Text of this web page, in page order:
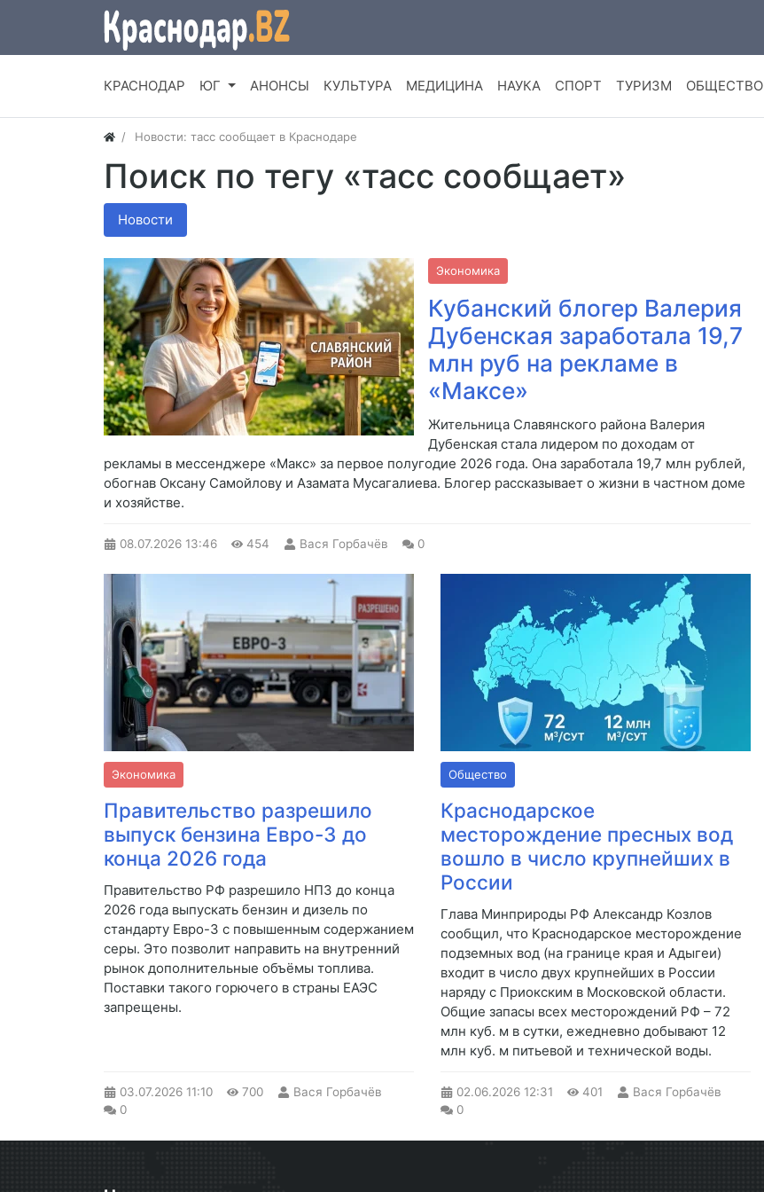
КРАСНОДАР ЮГ АНОНСЫ КУЛЬТУРА МЕДИЦИНА НАУКА СПОРТ ТУРИЗМ ОБЩЕСТВО
Новости: тасс сообщает в Краснодаре
Поиск по тегу «тасс сообщает»
Новости
Экономика
Кубанский блогер Валерия
Дубенская заработала 19,7
млн руб на рекламе в
«Максе»
Жительница Славянского района Валерия
Дубенская стала лидером по доходам от
рекламы в мессенджере «Макс» за первое полугодие 2026 года. Она заработала 19,7 млн рублей,
обогнав Оксану Самойлову и Азамата Мусагалиева. Блогер рассказывает о жизни в частном доме
и хозяйстве.
08.07.2026 13:46 454 Вася Горбачёв 0
Экономика
Правительство разрешило
выпуск бензина Евро-3 до
конца 2026 года
Правительство РФ разрешило НПЗ до конца
2026 года выпускать бензин и дизель по
стандарту Евро-3 с повышенным содержанием
серы. Это позволит направить на внутренний
рынок дополнительные объёмы топлива.
Поставки такого горючего в страны ЕАЭС
запрещены.
03.07.2026 11:10 700
Вася Горбачёв
0
Общество
Краснодарское
месторождение пресных вод
вошло в число крупнейших в
России
Глава Минприроды РФ Александр Козлов
сообщил, что Краснодарское месторождение
подземных вод (на границе края и Адыгеи)
входит в число двух крупнейших в России
наряду с Приокским в Московской области.
Общие запасы всех месторождений РФ – 72
млн куб. м в сутки, ежедневно добывают 12
млн куб. м питьевой и технической воды.
02.06.2026 12:31 401
Вася Горбачёв
0